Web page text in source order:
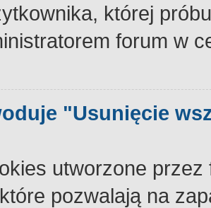
której
forum w
"Usunięcie
utworzone
pozwalają na